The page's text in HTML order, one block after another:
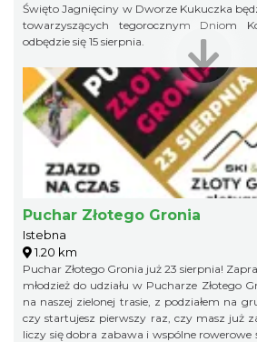
Święto Jagnięciny w Dworze Kukuczka
towarzyszących tegorocznym Dniom
odbędzie się 15 sierpnia.
Puchar Złotego Gronia
Istebna
1.20 km
Puchar Złotego Gronia już 23 sierpnia! Zapraszamy wszystkie dzieci i
młodzież do udziału w Pucharze Złotego
na naszej zielonej trasie, z podziałem na grupy
czy startujesz pierwszy raz, czy masz już
liczy się dobra zabawa i wspólne rowerowe święto! 23